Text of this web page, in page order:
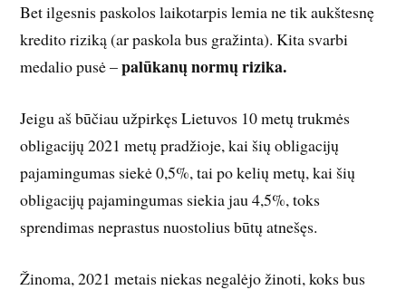
Bet ilgesnis paskolos laikotarpis lemia ne tik aukštesnę
kredito riziką (ar paskola bus gražinta). Kita svarbi
medalio pusė –palūkanų normų rizika.
Jeigu aš būčiau užpirkęs Lietuvos 10 metų trukmės
obligacijų 2021 metų pradžioje, kai šių obligacijų
pajamingumas siekė 0,5%, tai po kelių metų, kai šių
obligacijų pajamingumas siekia jau 4,5%, toks
sprendimas neprastus nuostolius būtų atnešęs.
Žinoma, 2021 metais niekas negalėjo žinoti, koks bus